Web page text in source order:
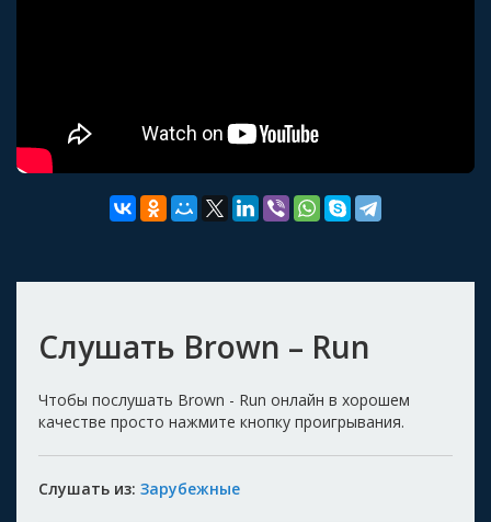
Слушать Brown – Run
Чтобы послушать Brown - Run онлайн в хорошем
качестве просто нажмите кнопку проигрывания.
Слушать из: Зарубежные